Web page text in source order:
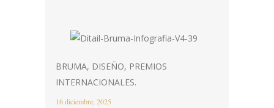
BRUMA, DISEÑO, PREMIOS
INTERNACIONALES.
16 diciembre, 2025